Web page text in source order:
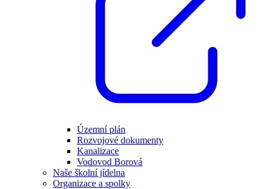
Územní plán
Rozvojové dokumenty
Kanalizace
Vodovod Borová
Naše školní jídelna
Organizace a spolky